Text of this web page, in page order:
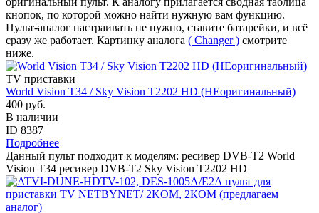
кнопок, по которой можно найти нужную вам функцию.
Пульт-аналог настраивать не нужно, ставите батарейки, и всё
сразу же работает. Картинку аналога ( Changer ) смотрите
ниже.
TV приставки
World Vision T34 / Sky Vision T2202 HD (НЕоригинальный)
400 руб.
В наличии
ID 8387
Подробнее
Данный пульт подходит к моделям: ресивер DVB-T2 World
Vision T34 ресивер DVB-T2 Sky Vision T2202 HD